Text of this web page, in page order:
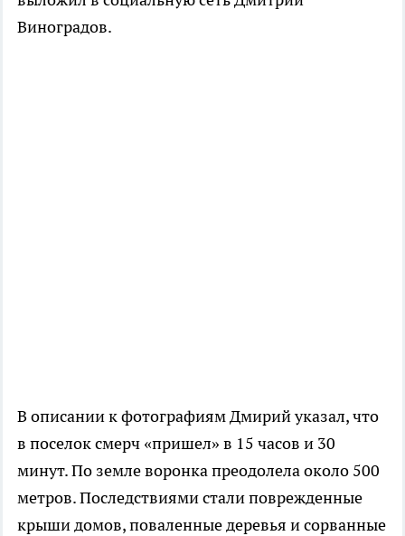
Виноградов.
В описании к фотографиям Дмирий указал, что
в поселок смерч «пришел» в 15 часов и 30
минут. По земле воронка преодолела около 500
метров. Последствиями стали поврежденные
крыши домов, поваленные деревья и сорванные